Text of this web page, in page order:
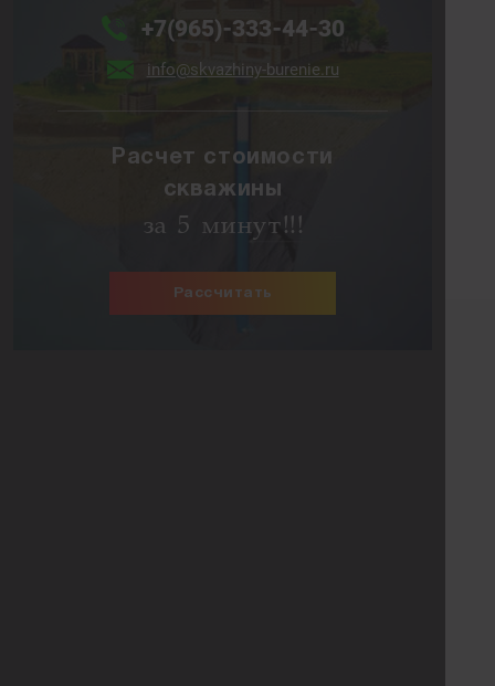
+7(965)-333-44-30
info@skvazhiny-burenie.ru
Расчет стоимости
скважины
за 5 минут!!!
Рассчитать